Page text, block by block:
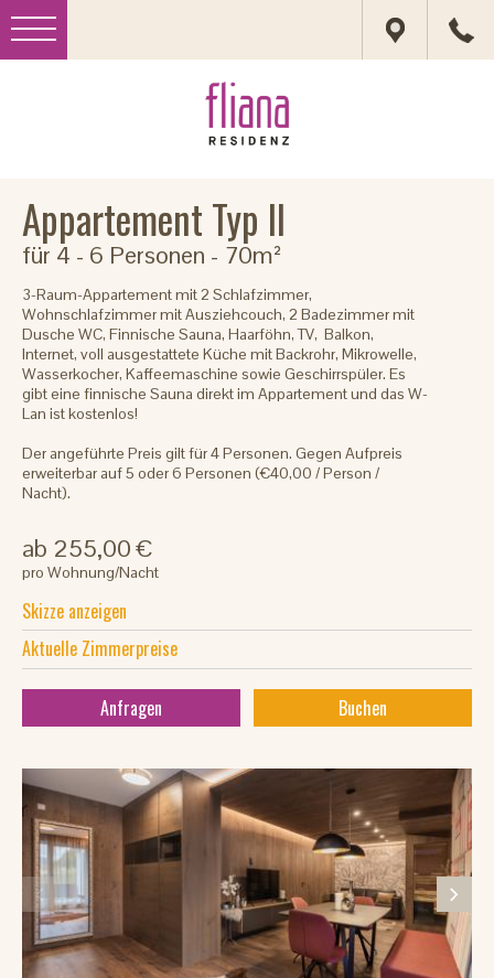
Appartement Typ II
für 4 - 6 Personen - 70m²
3-Raum-Appartement mit 2 Schlafzimmer,
Wohnschlafzimmer mit Ausziehcouch, 2 Badezimmer mit
Dusche WC, Finnische Sauna, Haarföhn, TV, Balkon,
Internet, voll ausgestattete Küche mit Backrohr, Mikrowelle,
Wasserkocher, Kaffeemaschine sowie Geschirrspüler. Es
gibt eine finnische Sauna direkt im Appartement und das W-
Lan ist kostenlos!
Der angeführte Preis gilt für 4 Personen. Gegen Aufpreis
erweiterbar auf 5 oder 6 Personen (€40,00 / Person /
Nacht).
ab 255,00 €
pro Wohnung/Nacht
Skizze anzeigen
Aktuelle Zimmerpreise
Anfragen Buchen